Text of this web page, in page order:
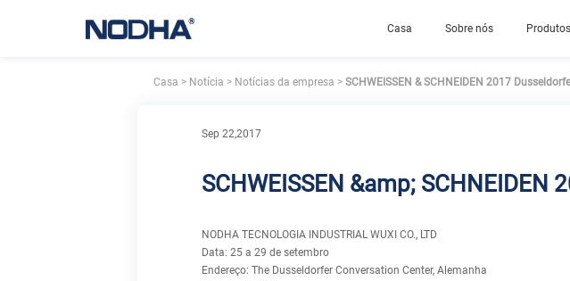
Casa Sobre nós Produtos
Casa > Notícia > Notícias da empresa >SCHWEISSEN & SCHNEIDEN 2017
Sep 22,2017
SCHWEISSEN &amp; SCHNEIDEN
NODHA TECNOLOGIA INDUSTRIAL WUXI CO., LTD
Data: 25 a 29 de setembro
Endereço: The Dusseldorfer Conversation Center, Alemanha